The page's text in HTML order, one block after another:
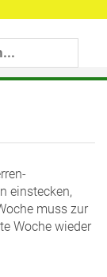
einstecken,
muss zur
Woche wieder